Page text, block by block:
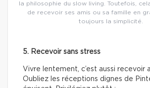
la philosophie du slow living. Toutefois,
de recevoir ses amis ou sa famille en
toujours la simplicité.
5. Recevoir sans stress
Vivre lentement, c’est aussi recevoir
Oubliez les réceptions dignes de